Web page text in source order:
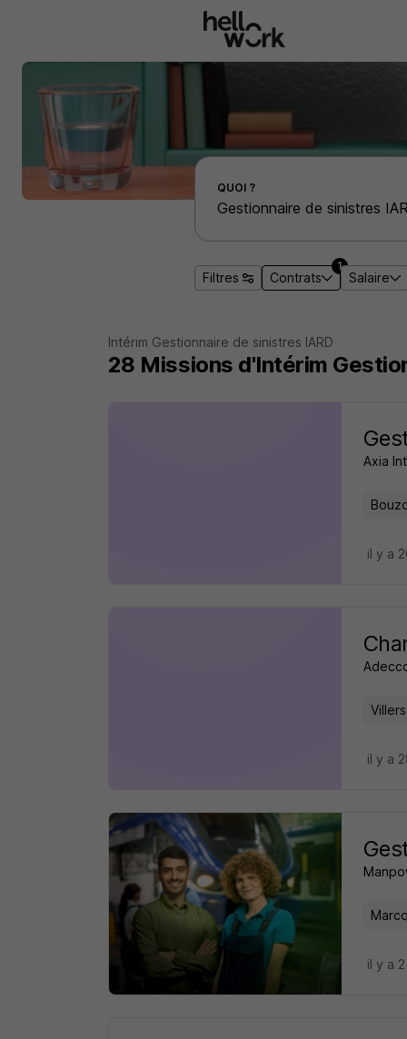
Effectuer une recherche d'emploi par localité
QUOI ?
Filtres Contrats
1
Salaire
Intérim Gestionnaire de sinistres IARD
28 Missions d'Intérim
Axia
il y a
il y a
il y a